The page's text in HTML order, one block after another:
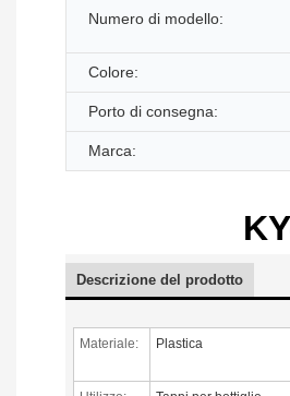
Numero di modello:
Colore:
Porto di consegna:
Marca:
Descrizione del prodotto
Materiale: Plastica